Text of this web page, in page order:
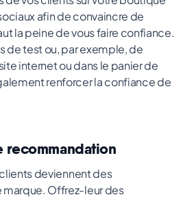
afin de convaincre de
la peine de vous faire confiance.
de test ou, par exemple, de
internet ou dans le panier de
renforcer la confiance de
recommandation
deviennent des
marque. Offrez-leur des